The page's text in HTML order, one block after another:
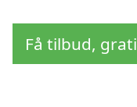
Få tilbud,